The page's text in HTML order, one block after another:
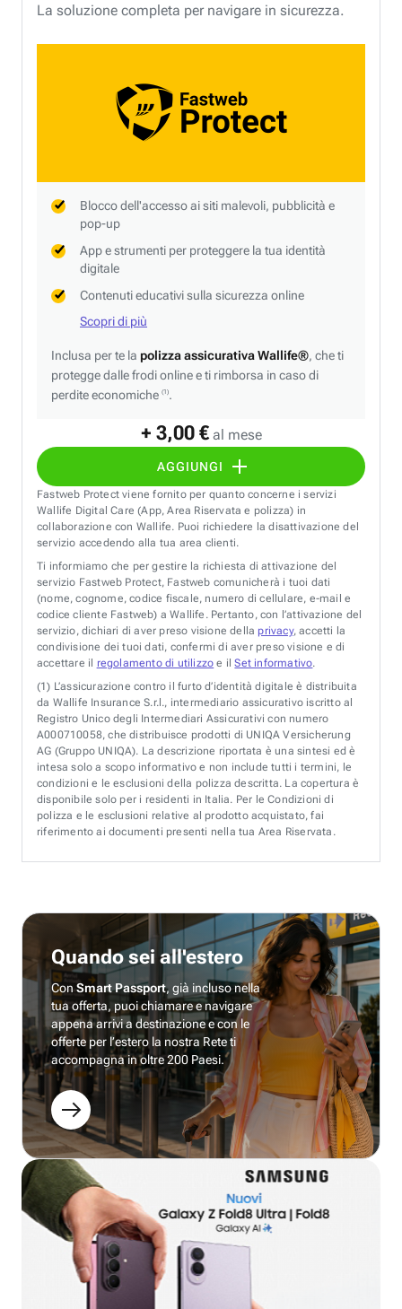
+ 3,00 € al mese
AGGIUNGI
La soluzione completa per navigare in sicurezza.
Blocco dell'accesso ai siti malevoli, pubblicità e
pop-up
App e strumenti per proteggere la tua identità
digitale
Contenuti educativi sulla sicurezza online
Scopri di più
Inclusa per te la polizza assicurativa Wallife®, che ti
protegge dalle frodi online e ti rimborsa in caso di
perdite economiche (1).
Fastweb Protect viene fornito per quanto concerne i servizi
Wallife Digital Care (App, Area Riservata e polizza) in
collaborazione con Wallife. Puoi richiedere la disattivazione del
servizio accedendo alla tua area clienti.
Ti informiamo che per gestire la richiesta di attivazione del
servizio Fastweb Protect, Fastweb comunicherà i tuoi dati
(nome, cognome, codice fiscale, numero di cellulare, e-mail e
codice cliente Fastweb) a Wallife. Pertanto, con l’attivazione del
servizio, dichiari di aver preso visione della privacy, accetti la
condivisione dei tuoi dati, confermi di aver preso visione e di
accettare il regolamento di utilizzo e ilSet informativo.
(1) L’assicurazione contro il furto d’identità digitale è distribuita
da Wallife Insurance S.r.l., intermediario assicurativo iscritto al
Registro Unico degli Intermediari Assicurativi con numero
A000710058, che distribuisce prodotti di UNIQA Versicherung
AG (Gruppo UNIQA). La descrizione riportata è una sintesi ed è
intesa solo a scopo informativo e non include tutti i termini, le
condizioni e le esclusioni della polizza descritta. La copertura è
disponibile solo per i residenti in Italia. Per le Condizioni di
polizza e le esclusioni relative al prodotto acquistato, fai
riferimento ai documenti presenti nella tua Area Riservata.
Quando sei all'estero
ConSmart Passport, già incluso nella
tua offerta, puoi chiamare e navigare
appena arrivi a destinazione e con le
offerte per l’estero la nostra Rete ti
accompagna in oltre 200 Paesi.